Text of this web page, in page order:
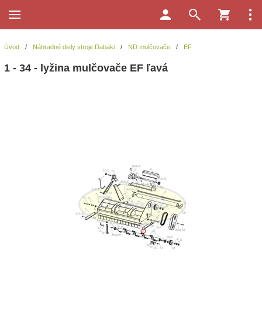
Úvod / Náhradné diely stroje Dabaki / ND mulčovače / EF
1 - 34 - lyžina mulčovače EF ľavá